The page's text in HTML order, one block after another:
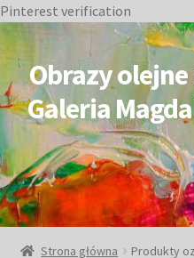
Pinterest verification
do
nawigacji
do
treści
Obrazy
Galeria
OBRAZY DOSTĘPNE
Strona główna Produkty